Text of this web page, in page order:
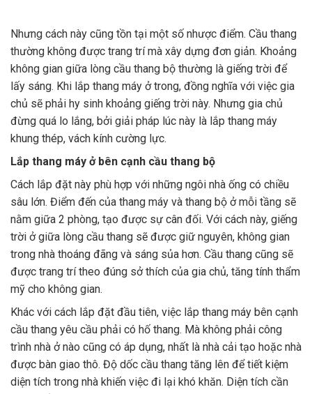
Nhưng cách này cũng tồn tại một số nhược điểm. Cầu thang
thường không được trang trí mà xây dựng đơn giản. Khoảng
không gian giữa lòng cầu thang bộ thường là giếng trời để
lấy sáng. Khi lắp thang máy ở trong, đồng nghĩa với việc gia
chủ sẽ phải hy sinh khoảng giếng trời này. Nhưng gia chủ
đừng quá lo lắng, bởi giải pháp lúc này là lắp thang máy
khung thép, vách kính cường lực.
Lắp thang máy ở bên cạnh cầu thang bộ
Cách lắp đặt này phù hợp với những ngôi nhà ống có chiều
sâu lớn. Điểm đến của thang máy và thang bộ ở mỗi tầng sẽ
nằm giữa 2 phòng, tạo được sự cân đối. Với cách này, giếng
trời ở giữa lòng cầu thang sẽ được giữ nguyên, không gian
trong nhà thoáng đãng và sáng sủa hơn. Cầu thang cũng sẽ
được trang trí theo đúng sở thích của gia chủ, tăng tính thẩm
mỹ cho không gian.
Khác với cách lắp đặt đầu tiên, việc lắp thang máy bên cạnh
cầu thang yêu cầu phải có hố thang. Mà không phải công
trình nhà ở nào cũng có áp dụng, nhất là nhà cải tạo hoặc nhà
được bàn giao thô. Độ dốc cầu thang tăng lên để tiết kiệm
diện tích trong nhà khiến việc đi lại khó khăn. Diện tích cần